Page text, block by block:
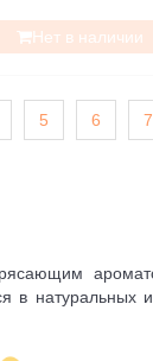
Нет в наличии
5 6 7
натуральных